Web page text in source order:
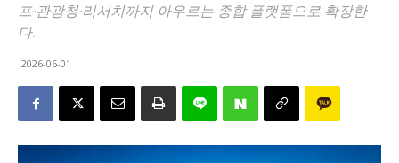
프·관광청·리서치까지 아우르는 종합 플랫폼으로 확장한
다.
2026-06-01